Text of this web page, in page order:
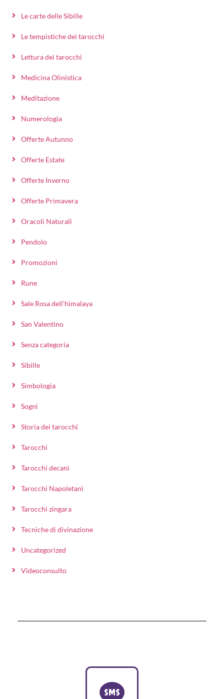
Le carte delle Sibille
Le tempistiche dei tarocchi
Lettura dei tarocchi
Medicina Olinistica
Meditazione
Numerologia
Offerte Autunno
Offerte Estate
Offerte Inverno
Offerte Primavera
Oracoli Naturali
Pendolo
Promozioni
Rune
Sale Rosa dell'himalaya
San Valentino
Senza categoria
Sibille
Simbologia
Sogni
Storia dei tarocchi
Tarocchi
Tarocchi decani
Tarocchi Napoletani
Tarocchi zingara
Tecniche di divinazione
Uncategorized
Videoconsulto